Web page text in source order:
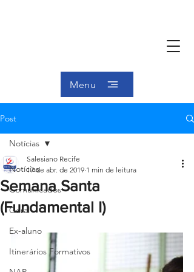
Menu
Post
Notícias
Comunicados
Geral
Ex-aluno
Itinerários Formativos
Notícias
Semana Santa
(Fundamental I)
Salesiano Recife
17 de abr. de 2019 1 min de leitura